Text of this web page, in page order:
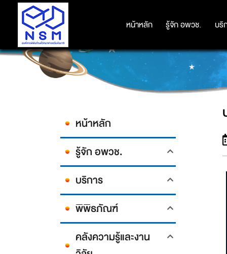
หน้าหลัก รู้จัก อพวช. บริ
หน้าหลัก รู้จัก อพวช. บริ
หน้าหลัก
รู้จัก อพวช.
บริการ
พิพิธภัณฑ์
คลังความรู้และงาน